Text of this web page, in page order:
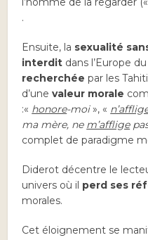
.
Ensuite, la sexualité
interdit dans l’Europe
recherchée par les
d’unevaleur morale
:« honore-moi», «
ma mère, ne m’afflige
complet de paradigme
Diderot décentre le
univers où il perd ses
morales.
Cet éloignement se